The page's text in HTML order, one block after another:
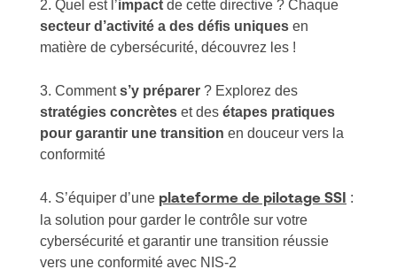
Quel est l’impact de cette directive ? Chaque
secteur d’activité a des défis uniques en
matière de cybersécurité, découvrez les !
Comments’y préparer ? Explorez des
stratégies concrètes et des étapes pratiques
pour garantir une transition en douceur vers la
conformité
S’équiper d’une plateforme de pilotage SSI
:
la solution pour garder le contrôle sur votre
cybersécurité et garantir une transition réussie
vers une conformité avec NIS-2